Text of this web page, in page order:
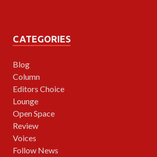
CATEGORIES
Blog
Column
Editors Choice
Lounge
Open Space
Review
Voices
Follow News